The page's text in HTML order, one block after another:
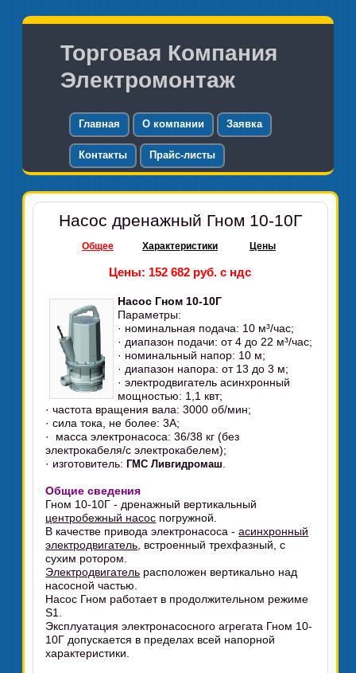
Торговая Компания
Электромонтаж
Главная О компании Заявка
Контакты Прайс-листы
Насос дренажный Гном 10-10Г
Общее Характеристики Цены
Цены: 152 682 руб. с ндс
Насос Гном 10-10Г
Параметры:
· номинальная подача: 10 м³/час;
· диапазон подачи: от 4 до 22 м³/час;
· номинальный напор: 10 м;
· диапазон напора: от 13 до 3 м;
· электродвигатель асинхронный
мощностью: 1,1 квт;
· частота вращения вала: 3000 об/мин;
· сила тока, не более: 3А;
· масса электронасоса: 36/38 кг (без
электрокабеля/с электрокабелем);
· изготовитель:ГМС Ливгидромаш
Общие сведения
Гном 10-10Г - дренажный вертикальный
центробежный насос погружной.
В качестве привода электронасоса -асинхронный
электродвигатель , встроенный трехфазный, с
сухим ротором.
Электродвигатель расположен вертикально над
насосной частью.
Насос Гном работает в продолжительном режиме
S1.
Эксплуатация электронасосного агрегата Гном 10-
10Г допускается в пределах всей напорной
характеристики.